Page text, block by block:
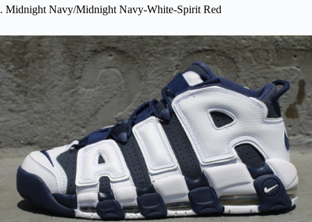
. Midnight Navy/Midnight Navy-White-Spirit Red